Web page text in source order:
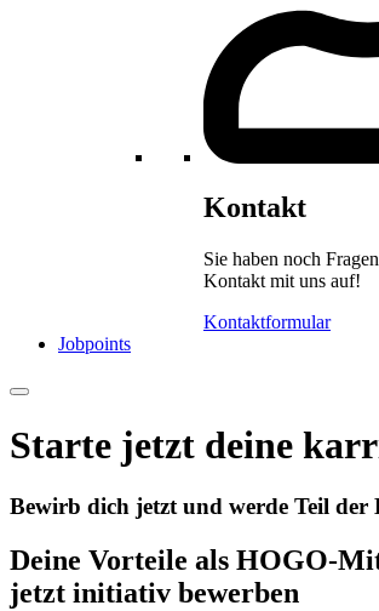
Kontakt
Sie haben noch
Kontakt mit uns auf!
Kontaktformular
Jobpoints
Starte jetzt deine
Bewirb dich jetzt und werde Teil der
Deine Vorteile als HOGO-
jetzt initiativ bewerben